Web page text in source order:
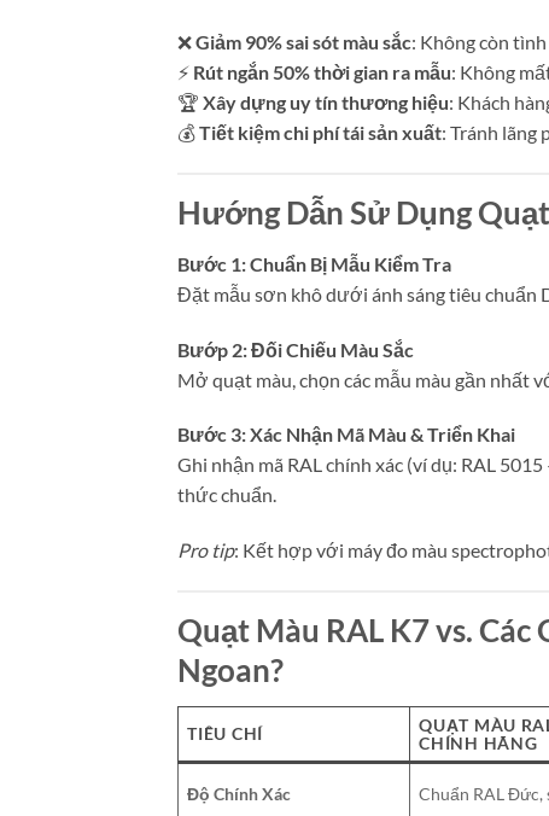
❌Giảm 90% sai sót màu sắc: Không còn
⚡ Rút ngắn 50% thời gian ra mẫu: Không
🏆 Xây dựng uy tín thương hiệu: Khách
💰Tiết kiệm chi phí tái sản xuất: Tránh lãng
Hướng Dẫn Sử Dụng
Bước 1: Chuẩn Bị Mẫu Kiểm Tra
Đặt mẫu sơn khô dưới ánh sáng tiêu chuẩn
Bướp 2: Đối Chiếu Màu Sắc
Mở quạt màu, chọn các mẫu màu gần nhất
Bước 3: Xác Nhận Mã Màu & Triển Khai
Ghi nhận mã RAL chính xác (ví dụ: RAL
thức chuẩn.
Pro tip: Kết hợp với máy đo màu
Quạt Màu RAL K7 vs.
Ngoan?
TIÊU CHÍ
QUẠT MÀU
CHÍNH HÃNG
Độ Chính Xác Chuẩn RAL Đức,